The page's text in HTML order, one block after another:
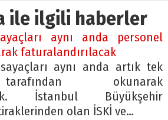
ile ilgili haberler
aynı anda personel
faturalandırılacak
aynı anda artık tek
okunarak
İstanbul Büyükşehir
olan İSKİ ve…